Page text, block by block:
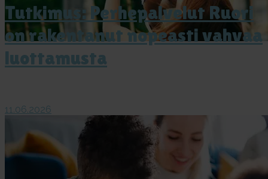
Tut­ki­mus: Per­he­pal­ve­lut Ruo­ri
on ra­ken­ta­nut no­peas­ti vah­vaa
luot­ta­mus­ta
11.06.2026